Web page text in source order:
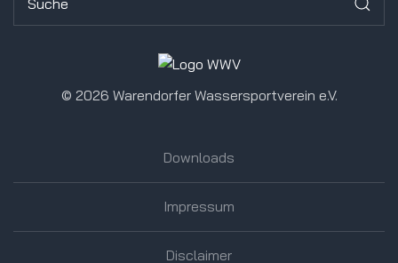
© 2026 Warendorfer Wassersportverein e.V.
Downloads
Impressum
Disclaimer